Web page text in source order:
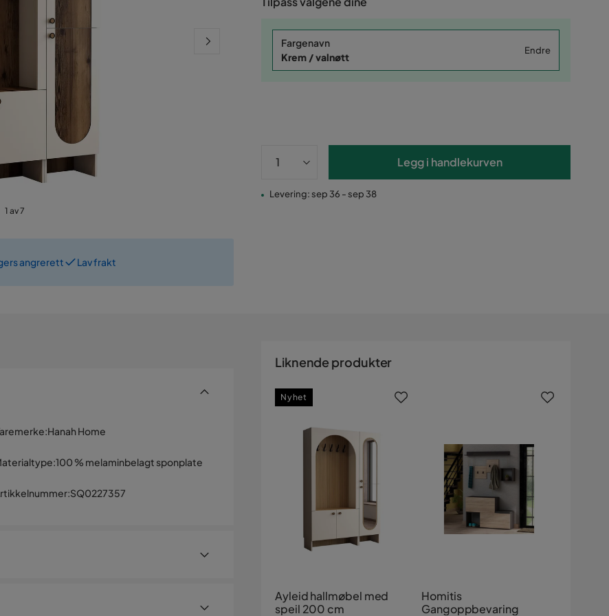
1 av 7
angrerett Lav frakt
Fargenavn
Krem / valnøtt
Endre
Legg i handlekurven
Levering: sep 36 - sep 38
:Hanah Home
:100 % melaminbelagt sponplate
:SQ0227357
Liknende produkter
Ayleid hallmøbel med
speil 200 cm
Nyhet
Homitis
Gangoppbevaring